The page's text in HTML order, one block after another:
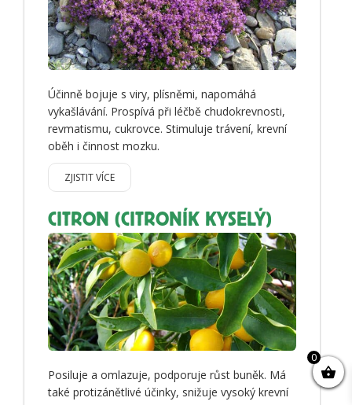
Účinně bojuje s viry, plísněmi, napomáhá
vykašlávání. Prospívá při léčbě chudokrevnosti,
revmatismu, cukrovce. Stimuluje trávení, krevní
oběh i činnost mozku.
ZJISTIT VÍCE
CITRON (CITRONÍK KYSELÝ)
Posiluje a omlazuje, podporuje růst buněk. Má
také protizánětlivé účinky, snižuje vysoký krevní
0